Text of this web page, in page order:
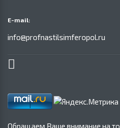
E-mail:
info@profnastilsimferopol.ru
Обращаем Ваше внимание на